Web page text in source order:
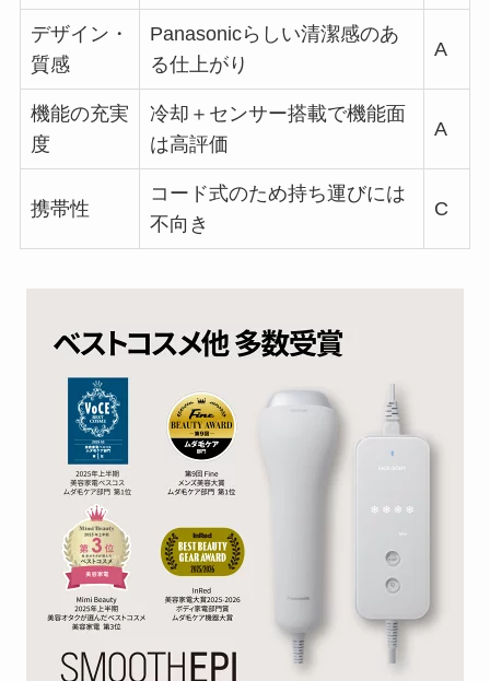
デザイン・
質感
Panasonicらしい清潔感のあ
る仕上がり
A
機能の充実
度
冷却＋センサー搭載で機能面
は高評価
A
携帯性
コード式のため持ち運びには
不向き
C